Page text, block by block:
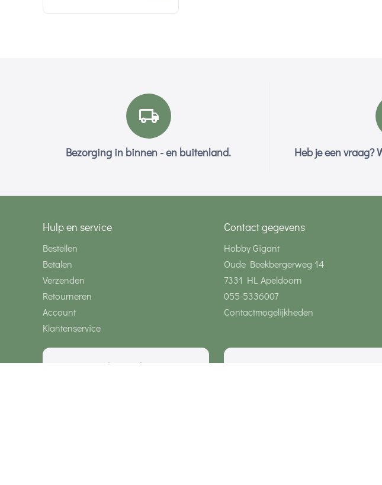
Bezorging in binnen - en buitenland. Heb je een vraag?
Hulp en service
Bestellen
Betalen
Verzenden
Retourneren
Account
Klantenservice
Contact gegevens
Hobby Gigant
Oude Beekbergerweg 14
7331 HL Apeldoorn
055-5336007
Contactmogelijkheden
Wij zijn bereikbaar via